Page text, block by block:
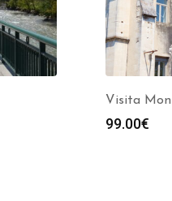
Visita
99.00€